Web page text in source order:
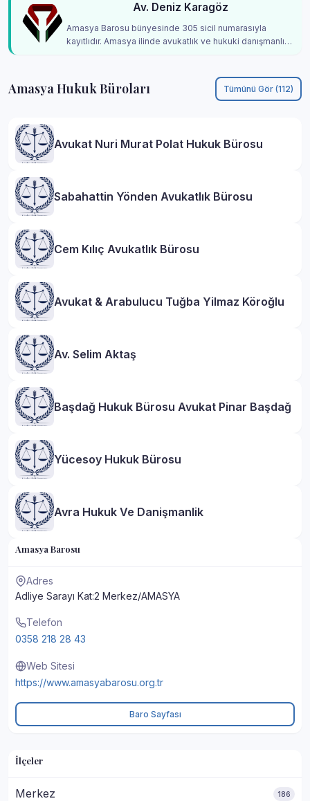
Amasya Barosu
Adres
Adliye Sarayı Kat:2 Merkez/AMASYA
Telefon
0358 218 28 43
Web Sitesi
https://www.amasyabarosu.org.tr
Baro Sayfası
İlçeler
Merkez 186
Av. Deniz Karagöz
Amasya Barosu bünyesinde 305 sicil numarasıyla
kayıtlıdır. Amasya ilinde avukatlık ve hukuki danışmanlık
Amasya Hukuk Büroları Tümünü Gör (112)
Avukat Nuri Murat Polat Hukuk Bürosu
Sabahattin Yönden Avukatlık Bürosu
Cem Kılıç Avukatlık Bürosu
Avukat & Arabulucu Tuğba Yilmaz Köroğlu
Av. Selim Aktaş
Başdağ Hukuk Bürosu Avukat Pinar Başdağ
Yücesoy Hukuk Bürosu
Avra Hukuk Ve Danişmanlik